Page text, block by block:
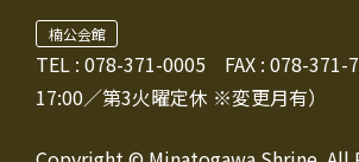
楠公会館
TEL : 078-371-0005 FAX : 078-371-
17:00／第3火曜定休 ※変更月有）